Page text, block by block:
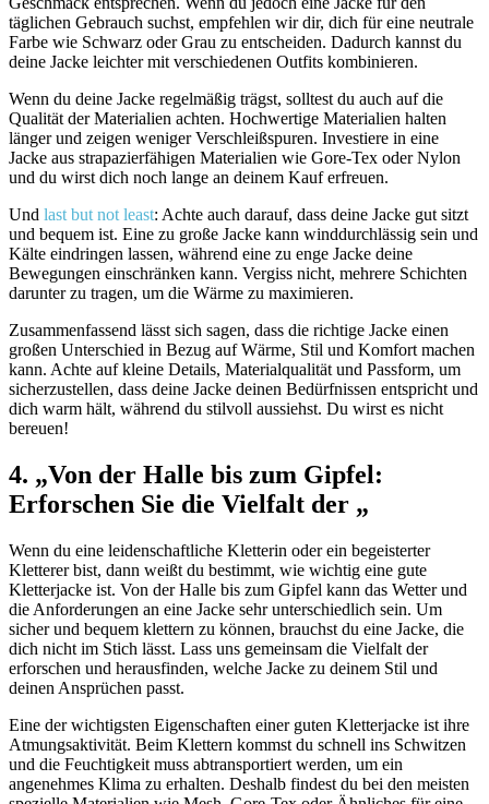
täglichen Gebrauch suchst, empfehlen wir dir, dich für eine neutrale
Farbe wie Schwarz oder Grau zu entscheiden. Dadurch kannst du
deine Jacke leichter mit verschiedenen Outfits kombinieren.
Wenn du deine Jacke regelmäßig trägst, solltest du auch auf die
Qualität der Materialien achten. Hochwertige Materialien halten
länger und zeigen weniger Verschleißspuren. Investiere in eine
Jacke aus strapazierfähigen Materialien wie Gore-Tex oder Nylon
und du wirst dich noch lange an deinem Kauf erfreuen.
Und last but not least: Achte auch darauf, dass deine Jacke gut sitzt
und bequem ist. Eine zu große Jacke kann winddurchlässig sein und
Kälte eindringen lassen, während eine zu enge Jacke deine
Bewegungen einschränken kann. Vergiss nicht, mehrere Schichten
darunter zu tragen, um die Wärme zu maximieren.
Zusammenfassend lässt sich sagen, dass die richtige Jacke einen
großen Unterschied in Bezug auf Wärme, Stil und Komfort machen
kann. Achte auf kleine Details, Materialqualität und Passform, um
sicherzustellen, dass deine Jacke deinen Bedürfnissen entspricht und
dich warm hält, während du stilvoll aussiehst. Du wirst es nicht
bereuen!
4. „Von der Halle bis zum Gipfel:
Erforschen Sie die Vielfalt der „
Wenn du eine leidenschaftliche Kletterin oder ein begeisterter
Kletterer bist, dann weißt du bestimmt, wie wichtig eine gute
Kletterjacke ist. Von der Halle bis zum Gipfel kann das Wetter und
die Anforderungen an eine Jacke sehr unterschiedlich sein. Um
sicher und bequem klettern zu können, brauchst du eine Jacke, die
dich nicht im Stich lässt. Lass uns gemeinsam die Vielfalt der
erforschen und herausfinden, welche Jacke zu deinem Stil und
deinen Ansprüchen passt.
Eine der wichtigsten Eigenschaften einer guten Kletterjacke ist ihre
Atmungsaktivität. Beim Klettern kommst du schnell ins Schwitzen
und die Feuchtigkeit muss abtransportiert werden, um ein
angenehmes Klima zu erhalten. Deshalb findest du bei den meisten